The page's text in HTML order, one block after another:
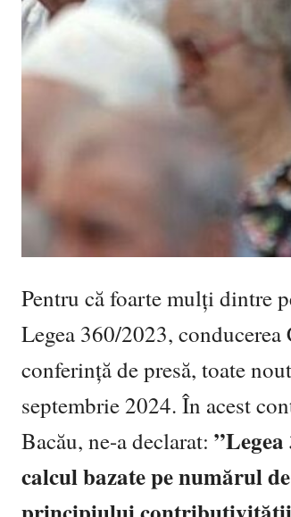
Pentru că foarte mulți dintre
Legea 360/2023, conducerea
conferință de presă, toate
septembrie 2024. În acest
Bacău, ne-a declarat:
calcul bazate pe numărul